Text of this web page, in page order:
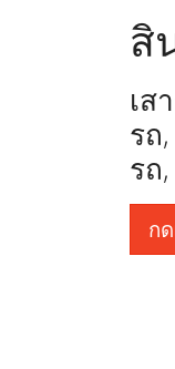
สิ
เส
รถ
รถ
ก